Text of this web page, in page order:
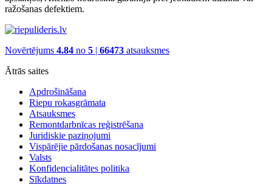
ražošanas defektiem.
Novērtējums 4.84 no 5 | 66473 atsauksmes
Ātrās saites
Apdrošināšana
Riepu rokasgrāmata
Atsauksmes
Remontdarbnīcas reģistrēšana
Juridiskie paziņojumi
Vispārējie pārdošanas nosacījumi
Valsts
Konfidencialitātes politika
Sīkdatnes